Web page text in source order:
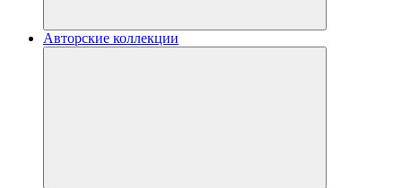
Авторские коллекции